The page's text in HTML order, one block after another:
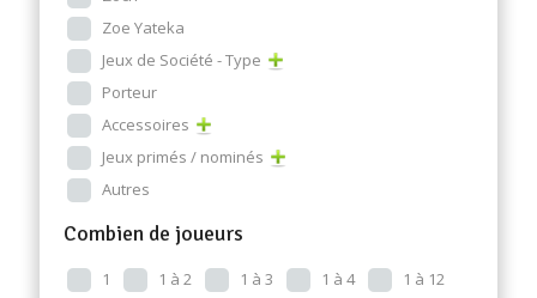
Zoe Yateka
Jeux de Société - Type
Porteur
Accessoires
Jeux primés / nominés
Autres
Combien de joueurs
1 1 à 2 1 à 3 1 à 4
1 à 12